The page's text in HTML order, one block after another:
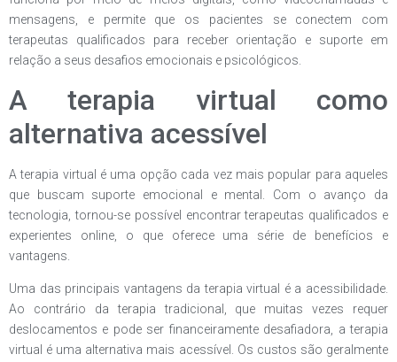
mensagens, e permite que os pacientes se conectem com
terapeutas qualificados para receber orientação e suporte em
relação a seus desafios emocionais e psicológicos.
A terapia virtual como
alternativa acessível
A terapia virtual é uma opção cada vez mais popular para aqueles
que buscam suporte emocional e mental. Com o avanço da
tecnologia, tornou-se possível encontrar terapeutas qualificados e
experientes online, o que oferece uma série de benefícios e
vantagens.
Uma das principais vantagens da terapia virtual é a acessibilidade.
Ao contrário da terapia tradicional, que muitas vezes requer
deslocamentos e pode ser financeiramente desafiadora, a terapia
virtual é uma alternativa mais acessível. Os custos são geralmente